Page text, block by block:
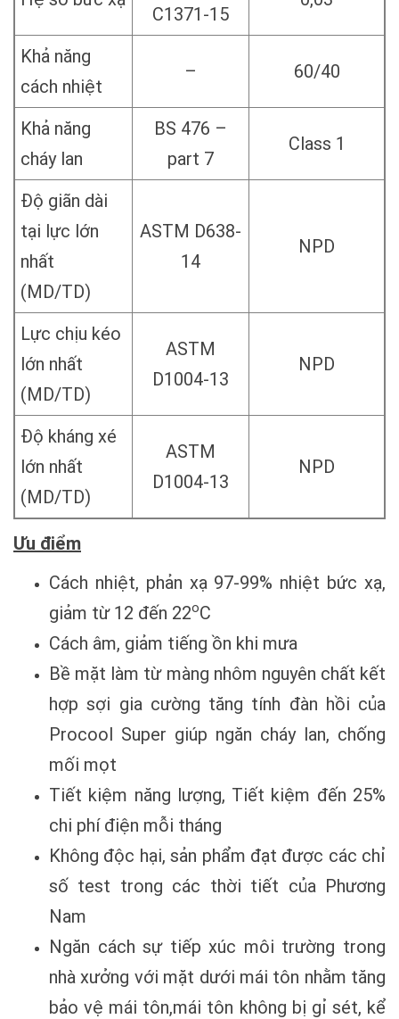
C1371-15
Khả năng
cách nhiệt
– 60/40
Khả năng
cháy lan
BS 476 –
part 7
Class 1
Độ giãn dài
tại lực lớn
nhất
(MD/TD)
ASTM D638-
14
NPD
Lực chịu kéo
lớn nhất
(MD/TD)
ASTM
D1004-13
NPD
Độ kháng xé
lớn nhất
(MD/TD)
ASTM
D1004-13
NPD
Ưu điểm
Cách nhiệt, phản xạ 97-99% nhiệt bức xạ,
giảm từ 12 đến 22oC
Cách âm, giảm tiếng ồn khi mưa
Bề mặt làm từ màng nhôm nguyên chất kết
hợp sợi gia cường tăng tính đàn hồi của
Procool Super giúp ngăn cháy lan, chống
mối mọt
Tiết kiệm năng lượng, Tiết kiệm đến 25%
chi phí điện mỗi tháng
Không độc hại, sản phẩm đạt được các chỉ
số test trong các thời tiết của Phương
Nam
Ngăn cách sự tiếp xúc môi trường trong
nhà xưởng với mặt dưới mái tôn nhằm tăng
bảo vệ mái tôn,mái tôn không bị gỉ sét, kể